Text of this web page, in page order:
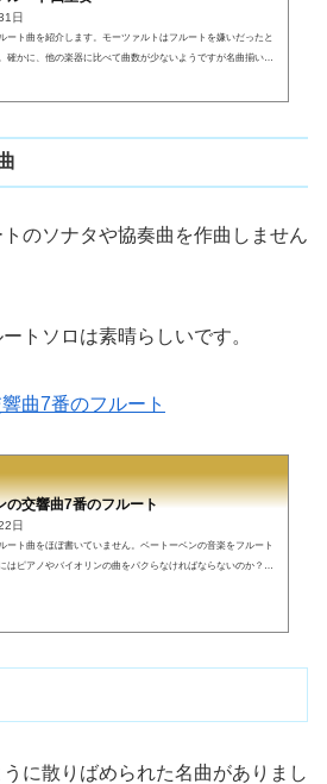
日
ート曲を紹介します。モーツァルトはフルートを嫌いだったと
確かに、他の楽器に比べて曲数が少ないようですが名曲揃いな
の曲も名曲揃いです。幼いころのソナタ6曲モーツァルト8才(!)
ります。他の曲に比べて構造が単純で...
のソナタや協奏曲を作曲しません
トソロは素晴らしいです。
曲7番のフルート
の交響曲7番のフルート
日
ート曲をほぼ書いていません。ベートーベンの音楽をフルート
はピアノやバイオリンの曲をパクらなければならないのか？そ
多数、演奏される機会も群を抜いて...
に散りばめられた名曲がありまし